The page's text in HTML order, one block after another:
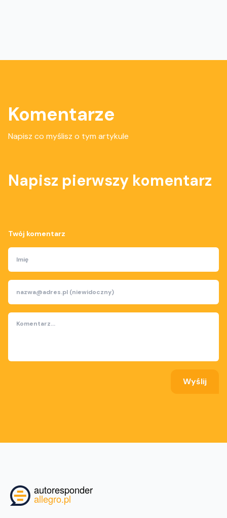
Komentarze
Napisz co myślisz o tym artykule
Napisz pierwszy komentarz
Twój komentarz